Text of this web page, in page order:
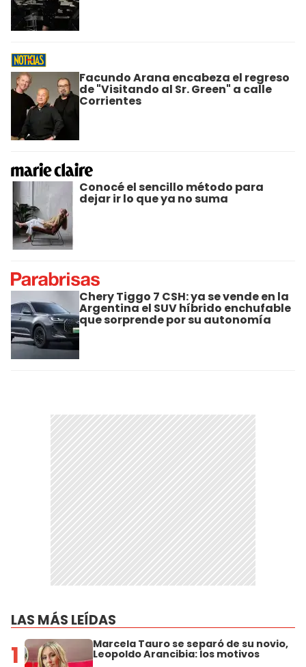
Facundo Arana encabeza el regreso
de "Visitando al Sr. Green" a calle
Corrientes
Conocé el sencillo método para
dejar ir lo que ya no suma
Chery Tiggo 7 CSH: ya se vende en la
Argentina el SUV híbrido enchufable
que sorprende por su autonomía
LAS MÁS LEÍDAS
1 Marcela Tauro se separó de su novio,
Leopoldo Arancibia: los motivos